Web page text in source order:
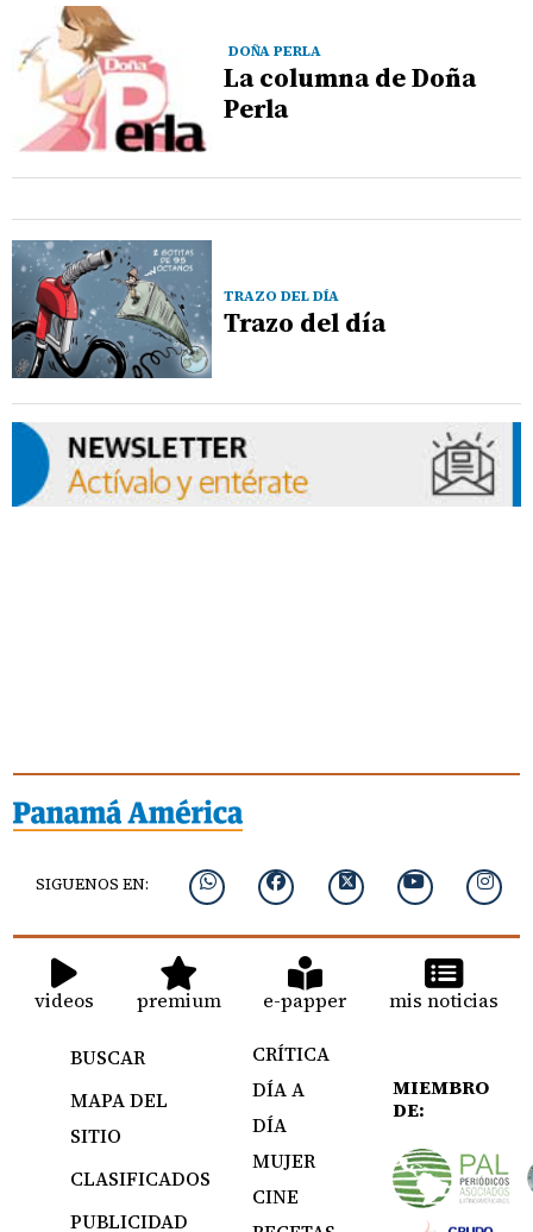
DOÑA PERLA
La columna de Doña
Perla
TRAZO DEL DÍA
Trazo del día
SIGUENOS EN:
videos premium e-papper mis noticias
BUSCAR
MAPA DEL
SITIO
CLASIFICADOS
PUBLICIDAD
CRÍTICA
DÍA A
DÍA
MUJER
CINE
MIEMBRO
DE: